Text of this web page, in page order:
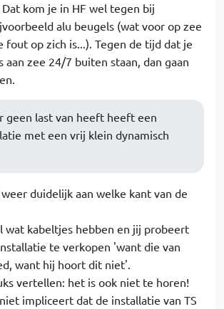
kom je in HF wel tegen bij
alu beugels (wat voor op zee
fout op zich is...). Tegen de tijd dat je
aan zee 24/7 buiten staan, dan gaan
geen last van heeft heeft een
met een vrij klein dynamisch
duidelijk aan welke kant van de
wat kabeltjes hebben en jij probeert
te verkopen 'want die van
want hij hoort dit niet'.
vertellen: het is ook niet te horen!
impliceert dat de installatie van TS